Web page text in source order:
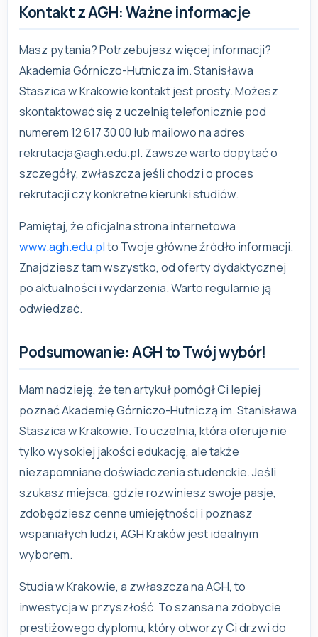
Kontakt z AGH: Ważne informacje
Masz pytania? Potrzebujesz więcej informacji?
Akademia Górniczo-Hutnicza im. Stanisława
Staszica w Krakowie kontakt jest prosty. Możesz
skontaktować się z uczelnią telefonicznie pod
numerem 12 617 30 00 lub mailowo na adres
rekrutacja@agh.edu.pl. Zawsze warto dopytać o
szczegóły, zwłaszcza jeśli chodzi o proces
rekrutacji czy konkretne kierunki studiów.
Pamiętaj, że oficjalna strona internetowa
www.agh.edu.plto Twoje główne źródło informacji.
Znajdziesz tam wszystko, od oferty dydaktycznej
po aktualności i wydarzenia. Warto regularnie ją
odwiedzać.
Podsumowanie: AGH to Twój wybór!
Mam nadzieję, że ten artykuł pomógł Ci lepiej
poznać Akademię Górniczo-Hutniczą im. Stanisława
Staszica w Krakowie. To uczelnia, która oferuje nie
tylko wysokiej jakości edukację, ale także
niezapomniane doświadczenia studenckie. Jeśli
szukasz miejsca, gdzie rozwiniesz swoje pasje,
zdobędziesz cenne umiejętności i poznasz
wspaniałych ludzi, AGH Kraków jest idealnym
wyborem.
Studia w Krakowie, a zwłaszcza na AGH, to
inwestycja w przyszłość. To szansa na zdobycie
prestiżowego dyplomu, który otworzy Ci drzwi do